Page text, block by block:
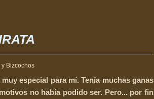
y Bizcochos
especial para mí. Tenía muchas ganas
no había podido ser. Pero... por fin